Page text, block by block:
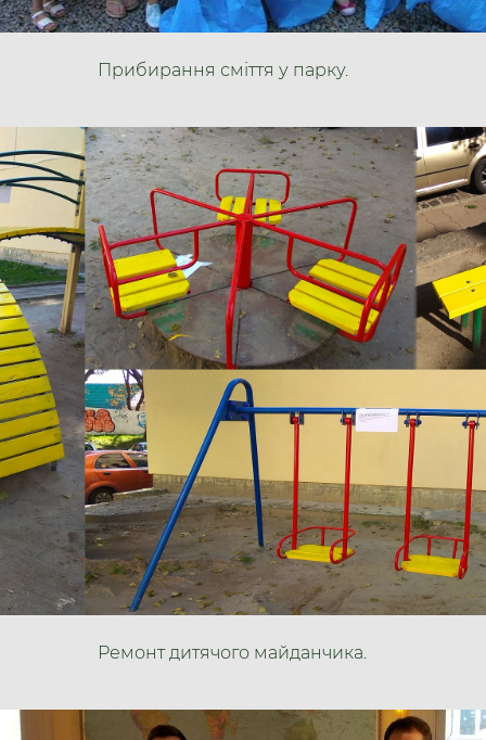
Прибирання сміття у парку.
Ремонт дитячого майданчика.